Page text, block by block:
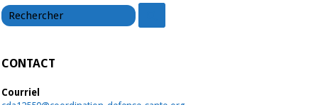
à
15h
place
CONTACT
Courriel